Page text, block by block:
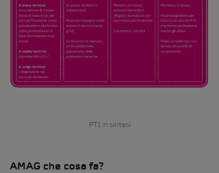
PTI in sintesi
AMAG che cosa fa?